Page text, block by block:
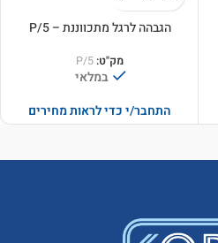
הגבהה לרגל מתכווננת – P/5
מק"ט: P/5
במלאי
התחבר/י כדי לראות מחירים